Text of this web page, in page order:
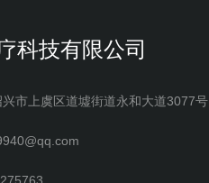
科技有限公司
市上虞区道墟街道永和大道3077号